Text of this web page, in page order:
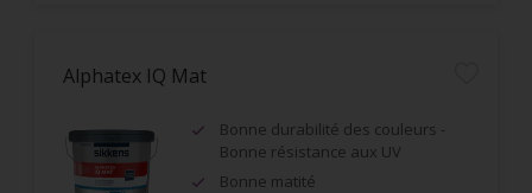
Alphatex IQ Mat
Bonne durabilité des couleurs -
Bonne résistance aux UV
Bonne matité